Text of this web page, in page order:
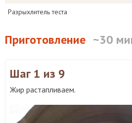
Разрыхлитель теста
Приготовление ~30
Шаг 1 из 9
Жир растапливаем.